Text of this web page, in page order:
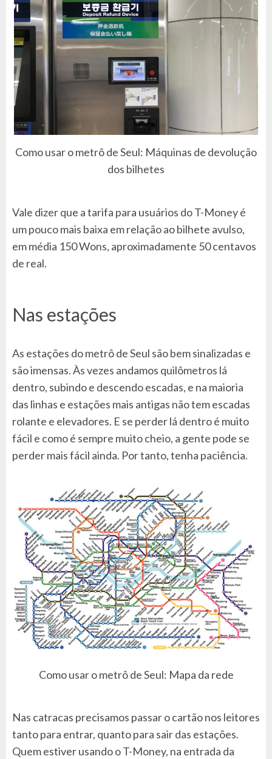
Como usar o metrô de Seul: Máquinas de devolução
dos bilhetes
Vale dizer que a tarifa para usuários do T-Money é
um pouco mais baixa em relação ao bilhete avulso,
em média 150 Wons, aproximadamente 50 centavos
de real.
Nas estações
As estações do metrô de Seul são bem sinalizadas e
são imensas. Às vezes andamos quilômetros lá
dentro, subindo e descendo escadas, e na maioria
das linhas e estações mais antigas não tem escadas
rolante e elevadores. E se perder lá dentro é muito
fácil e como é sempre muito cheio, a gente pode se
perder mais fácil ainda. Por tanto, tenha paciência.
Como usar o metrô de Seul: Mapa da rede
Nas catracas precisamos passar o cartão nos leitores
tanto para entrar, quanto para sair das estações.
Quem estiver usando o T-Money, na entrada da